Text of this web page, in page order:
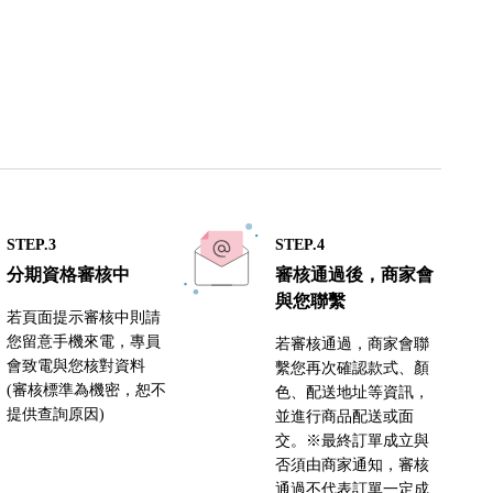
STEP.3
分期資格審核中
若頁面提示審核中則請
您留意手機來電，專員
會致電與您核對資料
(審核標準為機密，恕不
提供查詢原因)
STEP.4
審核通過後，商家會
與您聯繫
若審核通過，商家會聯
繫您再次確認款式、顏
色、配送地址等資訊，
並進行商品配送或面
交。※最終訂單成立與
否須由商家通知，審核
通過不代表訂單一定成